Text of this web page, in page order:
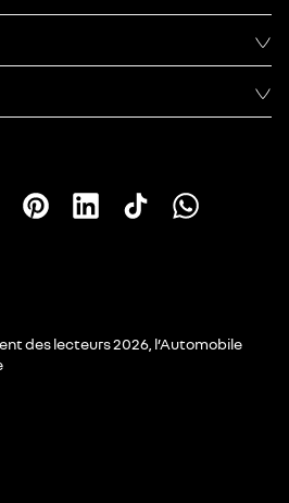
des lecteurs 2026, l’Automobile